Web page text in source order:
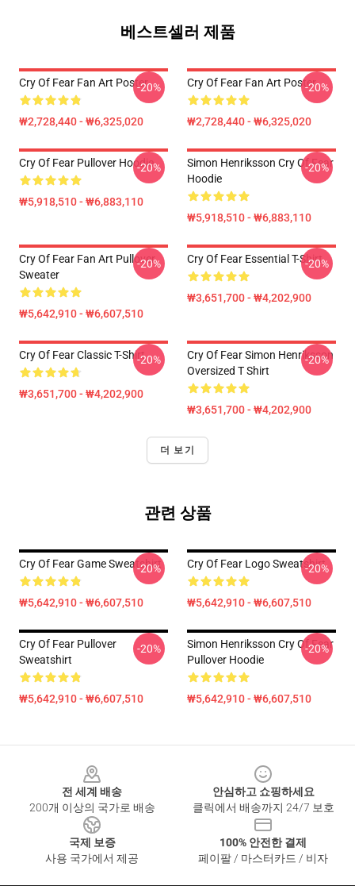
베스트셀러 제품
Cry Of Fear Fan Art Poster
₩2,728,440 - ₩6,325,020
-20% Cry Of Fear Fan Art Poster
₩2,728,440 - ₩6,325,020
-20%
Cry Of Fear Pullover Hoodie
₩5,918,510 - ₩6,883,110
-20%
Simon Henriksson Cry Of Fear
Hoodie
₩5,918,510 - ₩6,883,110
-20%
Cry Of Fear Fan Art Pullover
Sweater
₩5,642,910 - ₩6,607,510
-20% Cry Of Fear Essential T-Shirt
₩3,651,700 - ₩4,202,900
-20%
Cry Of Fear Classic T-Shirt
₩3,651,700 - ₩4,202,900
-20%
Cry Of Fear Simon Henriksson
Oversized T Shirt
₩3,651,700 - ₩4,202,900
-20%
더 보기
관련 상품
Cry Of Fear Game Sweatshirt
₩5,642,910 - ₩6,607,510
-20% Cry Of Fear Logo Sweatshirt
₩5,642,910 - ₩6,607,510
-20%
Cry Of Fear Pullover
Sweatshirt
₩5,642,910 - ₩6,607,510
-20%
Simon Henriksson Cry Of Fear
Pullover Hoodie
₩5,642,910 - ₩6,607,510
-20%
전 세계 배송
200개 이상의 국가로 배송
안심하고 쇼핑하세요
클릭에서 배송까지 24/7 보호
국제 보증
사용 국가에서 제공
100% 안전한 결제
페이팔 / 마스터카드 / 비자